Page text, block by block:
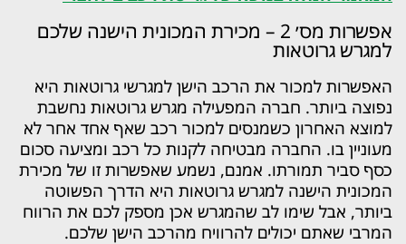
אפשרות מס׳ 2 – מכירת המכונית הישנה שלכם
למגרש גרוטאות
האפשרות למכור את הרכב הישן למגרשי גרוטאות היא
נפוצה ביותר. חברה המפעילה מגרש גרוטאות נחשבת
למוצא האחרון כשמנסים למכור רכב שאף אחד אחר לא
מעוניין בו. החברה מבטיחה לקנות כל רכב ומציעה סכום
כסף סביר תמורתו. אמנם, נשמע שאפשרות זו של מכירת
המכונית הישנה למגרש גרוטאות היא הדרך הפשוטה
ביותר, אבל שימו לב שהמגרש אכן מספק לכם את הרווח
המרבי שאתם יכולים להרוויח מהרכב הישן שלכם.